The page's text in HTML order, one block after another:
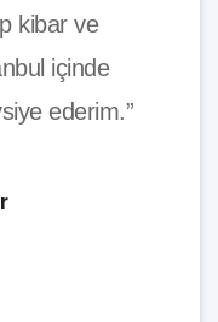
kibar ve
içinde
ederim.”